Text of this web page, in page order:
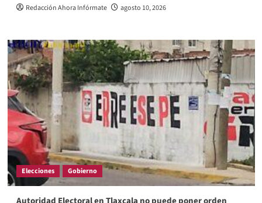
Redacción Ahora Infórmate agosto 10, 2026
Elecciones Gobierno